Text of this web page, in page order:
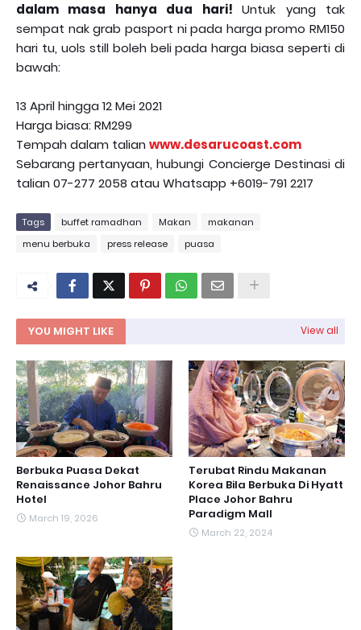
dalam masa hanya dua hari!Untuk yang tak
sempat nak grab pasport ni pada harga promo RM150
hari tu, uols still boleh beli pada harga biasa seperti di
bawah:
13 April hingga 12 Mei 2021
Harga biasa: RM299
Tempah dalam talian www.desarucoast.com
Sebarang pertanyaan, hubungi Concierge Destinasi di
talian 07-277 2058 atau Whatsapp +6019-791 2217
Tags buffet ramadhan Makan
makanan
menu berbuka
press release puasa
YOU MIGHT LIKE View all
Berbuka Puasa Dekat
Renaissance Johor Bahru
Hotel
March 19, 2026
Terubat Rindu Makanan
Korea Bila Berbuka Di Hyatt
Place Johor Bahru
Paradigm Mall
March 22, 2024